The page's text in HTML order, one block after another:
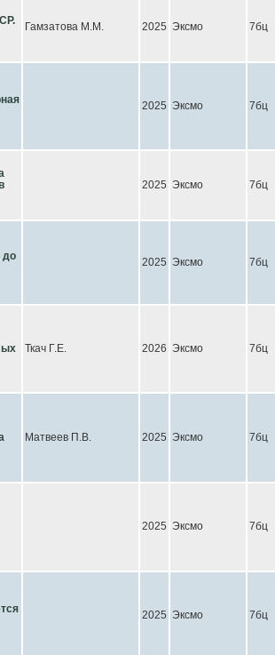
Гамзатова М.М. 2025 Эксмо 7бц
2025 Эксмо 7бц
2025 Эксмо 7бц
до
2025 Эксмо 7бц
Ткач Г.Е. 2026 Эксмо 7бц
Матвеев П.В. 2025 Эксмо 7бц
2025 Эксмо 7бц
2025 Эксмо 7бц